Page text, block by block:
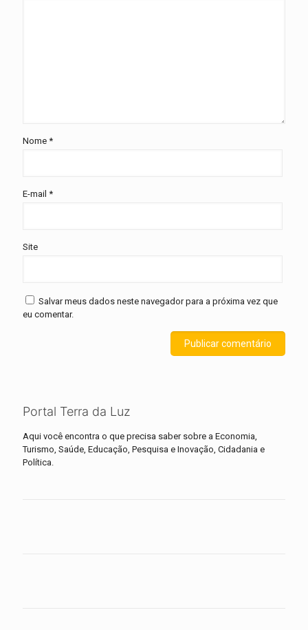
Nome *
E-mail *
Site
Salvar meus dados neste navegador para a próxima vez que
eu comentar.
Portal Terra da Luz
Aqui você encontra o que precisa saber sobre a Economia,
Turismo, Saúde, Educação, Pesquisa e Inovação, Cidadania e
Política.